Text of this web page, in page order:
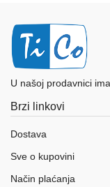
U našoj prodavnici
Brzi linkovi
Dostava
Sve o kupovini
Način plaćanja